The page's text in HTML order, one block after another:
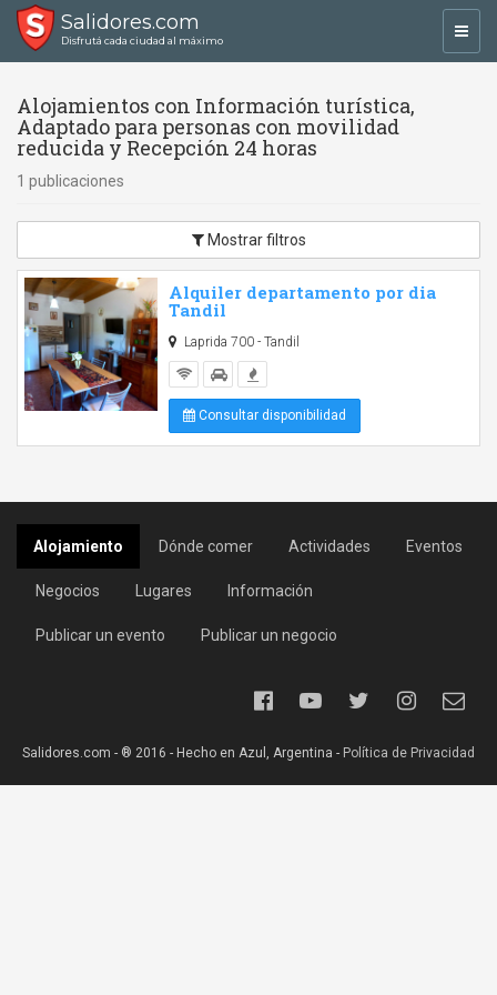
Salidores.com
Disfrutá cada ciudad al máximo
Alojamientos con Información turística,
Adaptado para personas con movilidad
reducida y Recepción 24 horas
1 publicaciones
Mostrar filtros
Alquiler departamento por dia
Tandil
Laprida 700 - Tandil
Consultar disponibilidad
Alojamiento Dónde comer Actividades Eventos
Negocios Lugares Información
Publicar un evento Publicar un negocio
Salidores.com - ® 2016 - Hecho en Azul, Argentina - Política de Privacidad